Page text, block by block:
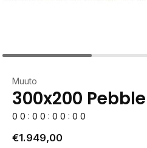
Muuto
300x200
0 0 : 0 0 : 0 0 : 0 0
€1.949,00